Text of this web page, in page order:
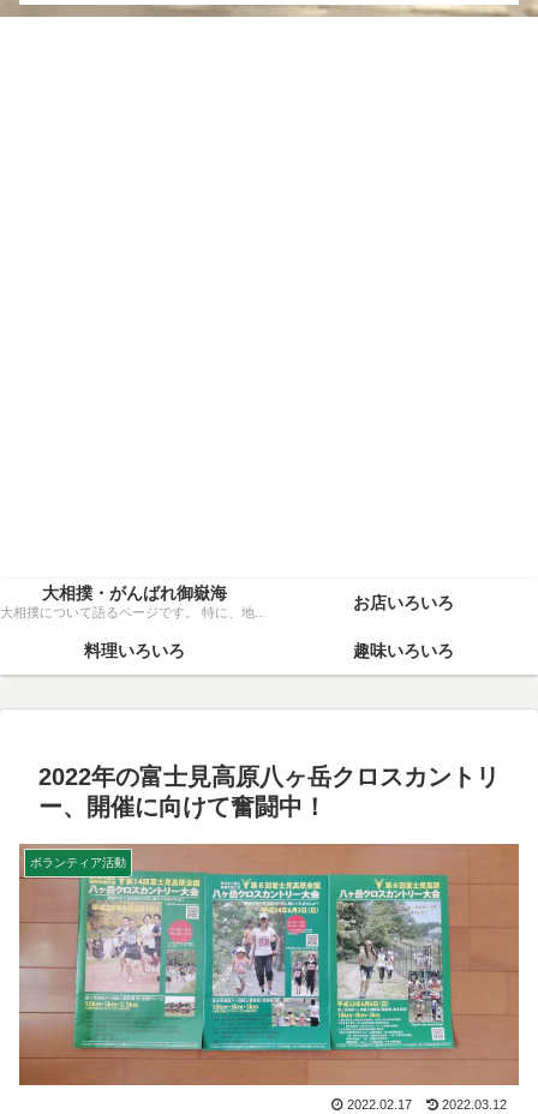
大相撲・がんばれ御嶽海
大相撲について語るページです。 特に、地元力士・御嶽海関を、粘り強く応援いたします！ お店いろいろ
料理いろいろ 趣味いろいろ
2022年の富士見高原八ヶ岳クロスカントリ
ー、開催に向けて奮闘中！
ボランティア活動
2022.02.17 2022.03.12